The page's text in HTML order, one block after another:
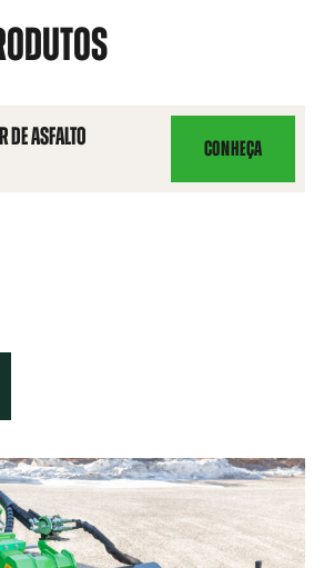
DE ASFALTO CONHEÇA
BALDE
ESPALHADOR